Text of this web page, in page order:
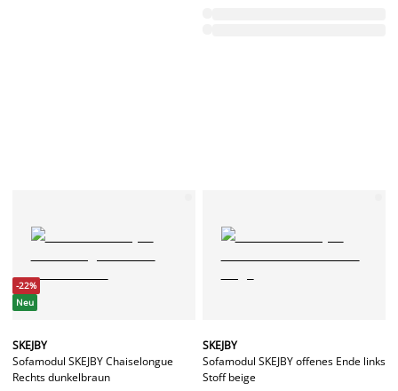
-22%
Neu
SKEJBY
Sofamodul SKEJBY Chaiselongue
Rechts dunkelbraun
SKEJBY
Sofamodul SKEJBY offenes Ende links
Stoff beige